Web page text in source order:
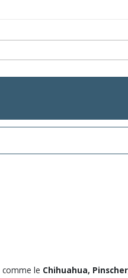
comme le Chihuahua,